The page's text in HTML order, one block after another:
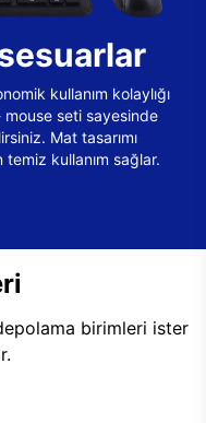
kullanım kolaylığı
seti sayesinde
Mat tasarımı
kullanım sağlar.
birimleri ister